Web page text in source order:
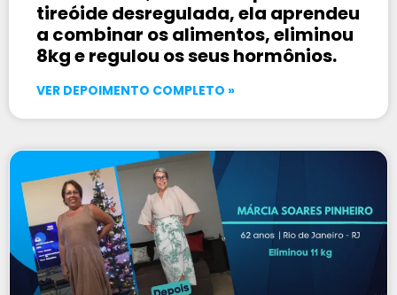
tireóide desregulada, ela aprendeu
a combinar os alimentos, eliminou
8kg e regulou os seus hormônios.
VER DEPOIMENTO COMPLETO »